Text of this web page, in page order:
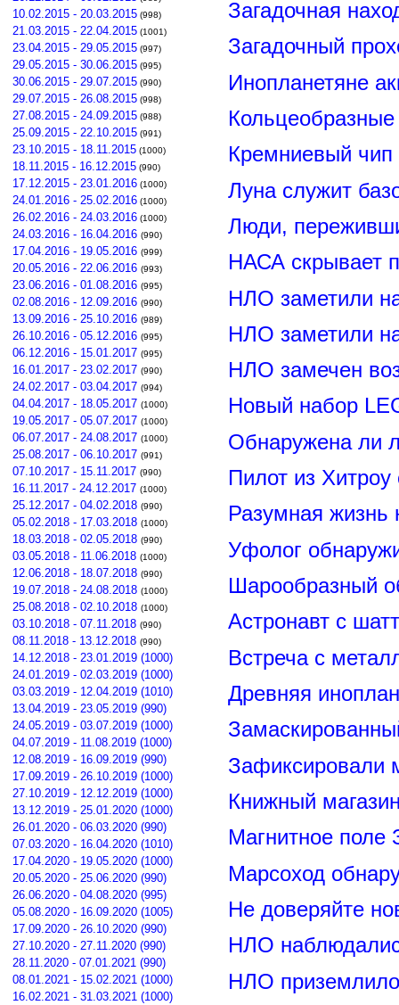
10.02.2015 - 20.03.2015 (998)
21.03.2015 - 22.04.2015 (1001)
23.04.2015 - 29.05.2015 (997)
29.05.2015 - 30.06.2015 (995)
30.06.2015 - 29.07.2015 (990)
29.07.2015 - 26.08.2015 (998)
27.08.2015 - 24.09.2015 (988)
25.09.2015 - 22.10.2015 (991)
23.10.2015 - 18.11.2015 (1000)
18.11.2015 - 16.12.2015 (990)
17.12.2015 - 23.01.2016 (1000)
24.01.2016 - 25.02.2016 (1000)
26.02.2016 - 24.03.2016 (1000)
24.03.2016 - 16.04.2016 (990)
17.04.2016 - 19.05.2016 (999)
20.05.2016 - 22.06.2016 (993)
23.06.2016 - 01.08.2016 (995)
02.08.2016 - 12.09.2016 (990)
13.09.2016 - 25.10.2016 (989)
26.10.2016 - 05.12.2016 (995)
06.12.2016 - 15.01.2017 (995)
16.01.2017 - 23.02.2017 (990)
24.02.2017 - 03.04.2017 (994)
04.04.2017 - 18.05.2017 (1000)
19.05.2017 - 05.07.2017 (1000)
06.07.2017 - 24.08.2017 (1000)
25.08.2017 - 06.10.2017 (991)
07.10.2017 - 15.11.2017 (990)
16.11.2017 - 24.12.2017 (1000)
25.12.2017 - 04.02.2018 (990)
05.02.2018 - 17.03.2018 (1000)
18.03.2018 - 02.05.2018 (990)
03.05.2018 - 11.06.2018 (1000)
12.06.2018 - 18.07.2018 (990)
19.07.2018 - 24.08.2018 (1000)
25.08.2018 - 02.10.2018 (1000)
03.10.2018 - 07.11.2018 (990)
08.11.2018 - 13.12.2018 (990)
14.12.2018 - 23.01.2019 (1000)
24.01.2019 - 02.03.2019 (1000)
03.03.2019 - 12.04.2019 (1010)
13.04.2019 - 23.05.2019 (990)
24.05.2019 - 03.07.2019 (1000)
04.07.2019 - 11.08.2019 (1000)
12.08.2019 - 16.09.2019 (990)
17.09.2019 - 26.10.2019 (1000)
27.10.2019 - 12.12.2019 (1000)
13.12.2019 - 25.01.2020 (1000)
26.01.2020 - 06.03.2020 (990)
07.03.2020 - 16.04.2020 (1010)
17.04.2020 - 19.05.2020 (1000)
20.05.2020 - 25.06.2020 (990)
26.06.2020 - 04.08.2020 (995)
05.08.2020 - 16.09.2020 (1005)
17.09.2020 - 26.10.2020 (990)
27.10.2020 - 27.11.2020 (990)
28.11.2020 - 07.01.2021 (990)
08.01.2021 - 15.02.2021 (1000)
16.02.2021 - 31.03.2021 (1000)
Загадочная
Загадочный
Инопланетяне
Кремниевый
Луна служит
Люди,
НАСА скрывает
НЛО заметили
НЛО заметили
НЛО замечен
Новый набор
Обнаружена ли
Пилот из
Разумная
Уфолог
Шарообразный
Астронавт с
Встреча с
Древняя
Зафиксировали
Книжный
Магнитное поле
Марсоход
Не доверяйте
НЛО
НЛО